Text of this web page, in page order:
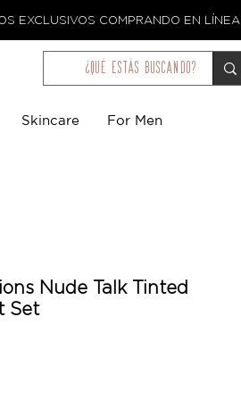
EXCLUSIVOS COMPRANDO EN LÍNEA.
¿qué estás buscando?
Skincare For Men
Nude Talk Tinted
Set